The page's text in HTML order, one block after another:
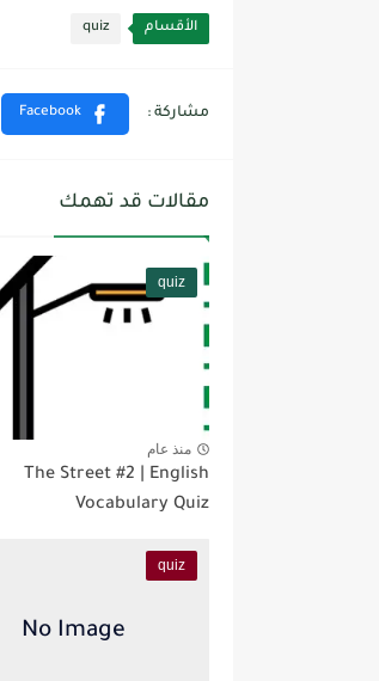
الأقسام quiz
مقالات قد تهمك
quiz
منذ عام
The Street #2 | English
Vocabulary Quiz
quiz